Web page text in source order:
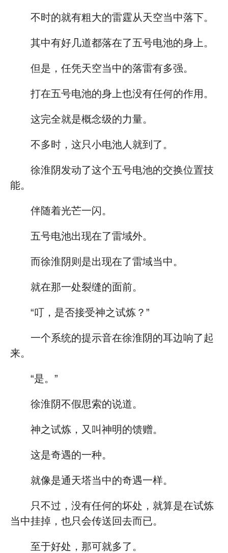
不时的就有粗大的雷霆从天空当中落下。
其中有好几道都落在了五号电池的身上。
但是，任凭天空当中的落雷有多强。
打在五号电池的身上也没有任何的作用。
这完全就是概念级的力量。
不多时，这只小电池人就到了。
徐淮阴发动了这个五号电池的交换位置技
能。
伴随着光芒一闪。
五号电池出现在了雷域外。
而徐淮阴则是出现在了雷域当中。
就在那一处裂缝的面前。
“叮，是否接受神之试炼？”
一个系统的提示音在徐淮阴的耳边响了起
来。
“是。”
徐淮阴不假思索的说道。
神之试炼，又叫神明的馈赠。
这是奇遇的一种。
就像是通天塔当中的奇遇一样。
只不过，没有任何的坏处，就算是在试炼
当中挂掉，也只会传送回去而已。
至于好处，那可就多了。